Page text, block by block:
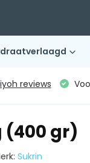
reviews
(400 gr)
Sukrin